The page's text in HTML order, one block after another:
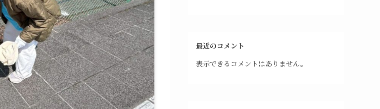
最近のコメント
表示できるコメントはありません。